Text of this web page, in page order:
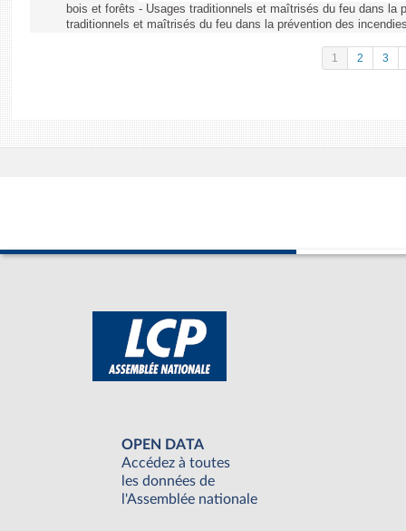
bois et forêts - Usages traditionnels et maîtrisés du feu dans la
traditionnels et maîtrisés du feu dans la prévention des
1 2 3
OPEN DATA
Accédez à toutes
les données de
l'Assemblée nationale